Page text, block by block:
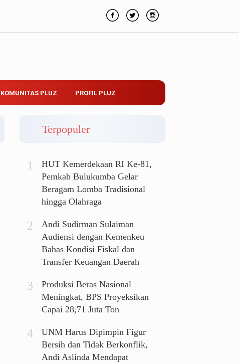
KOMUNITAS PLUZ PROFIL PLUZ
Terpopuler
HUT Kemerdekaan RI Ke-81,
Pemkab Bulukumba Gelar
Beragam Lomba Tradisional
hingga Olahraga
Andi Sudirman Sulaiman
Audiensi dengan Kemenkeu
Bahas Kondisi Fiskal dan
Transfer Keuangan Daerah
Produksi Beras Nasional
Meningkat, BPS Proyeksikan
Capai 28,71 Juta Ton
UNM Harus Dipimpin Figur
Bersih dan Tidak Berkonflik,
Andi Aslinda Mendapat